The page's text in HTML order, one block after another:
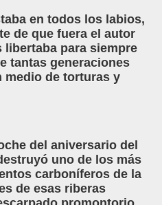
en todos los labios,
de que fuera el autor
libertaba para siempre
tantas generaciones
medio de torturas y
del aniversario del
uno de los más
carboníferos de la
de esas riberas